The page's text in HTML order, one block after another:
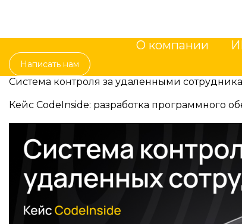
О компании
Написать нам
Система контроля за удаленными
Кейс CodeInside: разработка программного